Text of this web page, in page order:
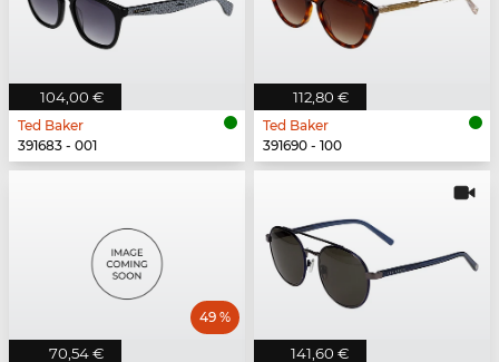
104,00 €
Ted Baker
391683 - 001
112,80 €
Ted Baker
391690 - 100
70,54 €
49 %
141,60 €